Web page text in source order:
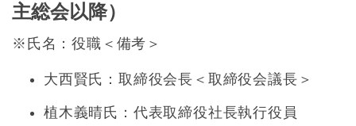
主総会以降）
※氏名：役職＜備考＞
大西賢氏：取締役会長＜取締役会議長＞
植木義晴氏：代表取締役社長執行役員